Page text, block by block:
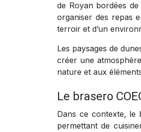
de Royan bordées
organiser des repas
terroir et d’un
Les paysages de
créer une
nature et aux
Le brasero
Dans ce contexte, le
permettant de